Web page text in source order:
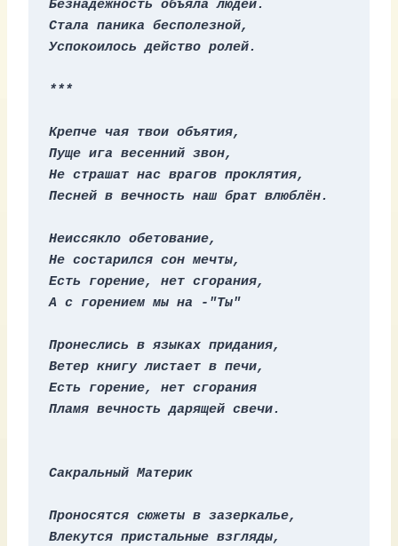
Безнадёжность объяла людей.
Стала паника бесполезной,
Успокоилось действо ролей.
***
Крепче чая твои объятия,
Пуще ига весенний звон,
Не страшат нас врагов проклятия,
Песней в вечность наш брат влюблён.
Неиссякло обетование,
Не состарился сон мечты,
Есть горение, нет сгорания,
А с горением мы на -"Ты"
Пронеслись в языках придания,
Ветер книгу листает в печи,
Есть горение, нет сгорания
Пламя вечность дарящей свечи.
Сакральный Материк
Проносятся сюжеты в зазеркалье,
Влекутся пристальные взгляды,